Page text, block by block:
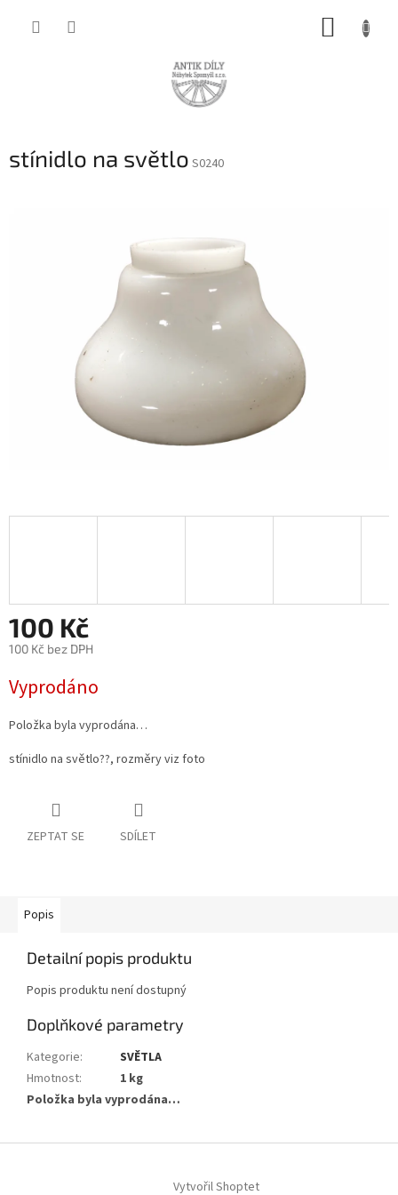
stínidlo na světlo S0240
100 Kč
100 Kč bez DPH
cena:
Vyprodáno
Položka byla vyprodána…
stínidlo na světlo??, rozměry viz foto
ZEPTAT SE SDÍLET
Popis
Detailní popis produktu
Popis produktu není dostupný
Doplňkové parametry
Kategorie:
SVĚTLA
Hmotnost:
1 kg
Položka byla vyprodána…
Vytvořil Shoptet